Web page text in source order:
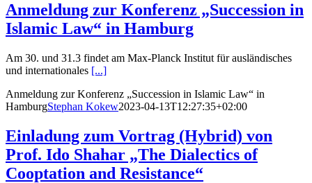
Anmeldung zur Konferenz „Succession in
Islamic Law“ in Hamburg
Am 30. und 31.3 findet am Max-Planck Institut für ausländisches
und internationales [...]
Anmeldung zur Konferenz „Succession in Islamic Law“ in
HamburgStephan Kokew2023-04-13T12:27:35+02:00
Einladung zum Vortrag (Hybrid) von
Prof. Ido Shahar „The Dialectics of
Cooptation and Resistance“